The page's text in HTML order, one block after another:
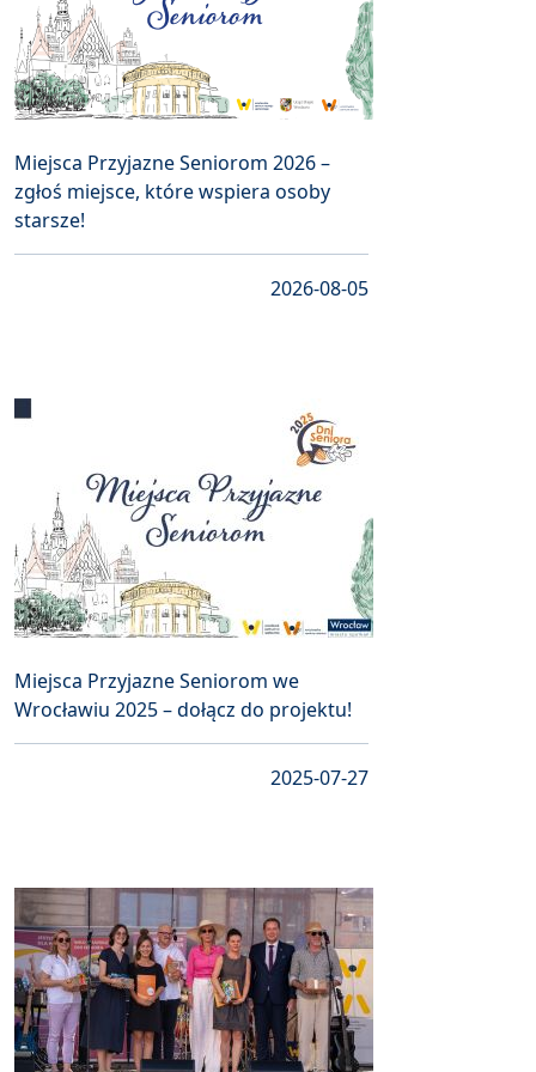
Miejsca Przyjazne Seniorom 2026 –
zgłoś miejsce, które wspiera osoby
starsze!
2026-08-05
Miejsca Przyjazne Seniorom we
Wrocławiu 2025 – dołącz do projektu!
2025-07-27